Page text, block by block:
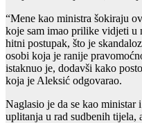
“Mene kao ministra šokiraju
koje sam imao prilike vidjeti u
hitni postupak, što je
osobi koja je ranije
istaknuo je, dodavši kako
koja je Aleksić odgovarao.
Naglasio je da se kao ministar
uplitanja u rad sudbenih tijela,